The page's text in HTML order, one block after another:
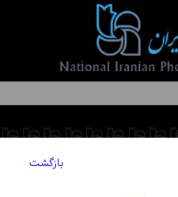
بازگشت